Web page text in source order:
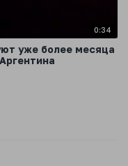
0:34
уже более месяца